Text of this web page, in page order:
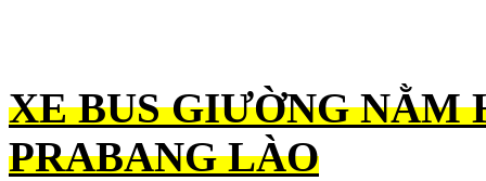
XE BUS GIƯỜNG
PRABANG LÀO